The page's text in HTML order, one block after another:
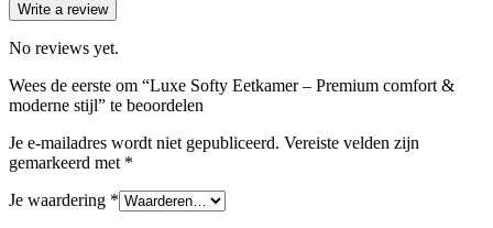
Write a review
No reviews yet.
Wees de eerste om “Luxe Softy Eetkamer – Premium comfort &
moderne stijl” te beoordelen
Je e-mailadres wordt niet gepubliceerd. Vereiste velden zijn
gemarkeerd met *
Je waardering *